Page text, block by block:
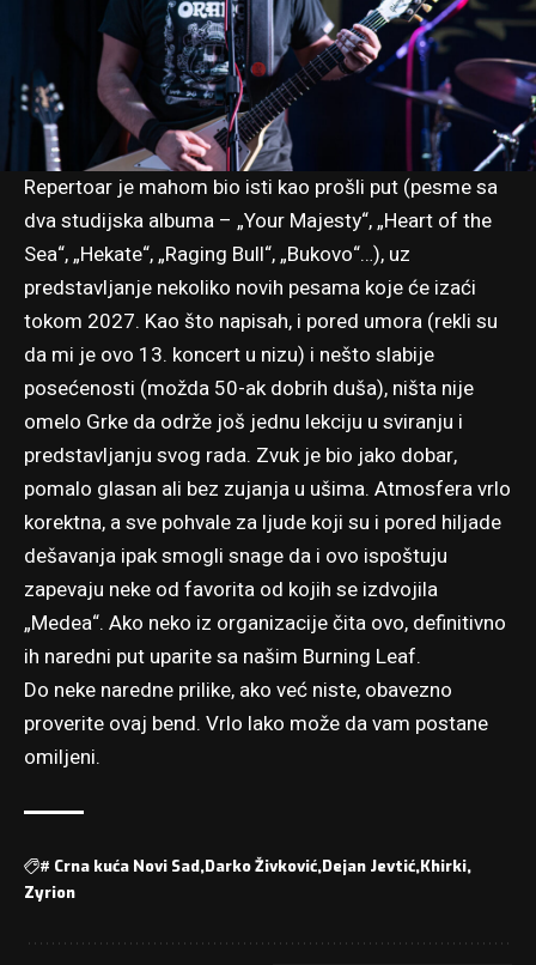
Repertoar je mahom bio isti kao prošli put (pesme sa
dva studijska albuma – „Your Majesty“, „Heart of the
Sea“, „Hekate“, „Raging Bull“, „Bukovo“…), uz
predstavljanje nekoliko novih pesama koje će izaći
tokom 2027. Kao što napisah, i pored umora (rekli su
da mi je ovo 13. koncert u nizu) i nešto slabije
posećenosti (možda 50-ak dobrih duša), ništa nije
omelo Grke da održe još jednu lekciju u sviranju i
predstavljanju svog rada. Zvuk je bio jako dobar,
pomalo glasan ali bez zujanja u ušima. Atmosfera vrlo
korektna, a sve pohvale za ljude koji su i pored hiljade
dešavanja ipak smogli snage da i ovo ispoštuju
zapevaju neke od favorita od kojih se izdvojila
„Medea“. Ako neko iz organizacije čita ovo, definitivno
ih naredni put uparite sa našim Burning Leaf.
Do neke naredne prilike, ako već niste, obavezno
proverite ovaj bend. Vrlo lako može da vam postane
omiljeni.
# Crna kuća Novi Sad Darko Živković Dejan Jevtić Khirki
Zyrion